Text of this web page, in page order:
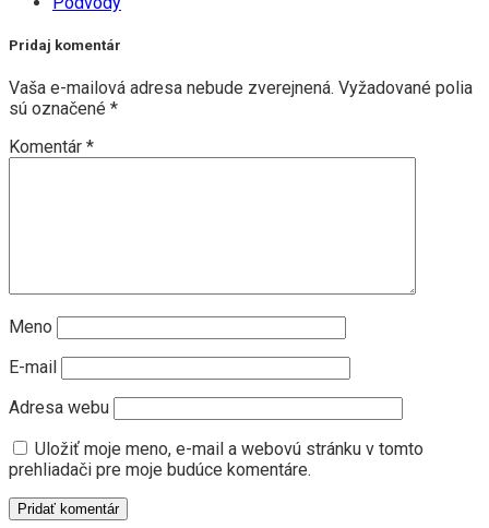
Pridaj komentár
Vaša e-mailová adresa nebude zverejnená. Vyžadované polia
sú označené *
Komentár *
Meno
E-mail
Adresa webu
Uložiť moje meno, e-mail a webovú stránku v tomto
prehliadači pre moje budúce komentáre.